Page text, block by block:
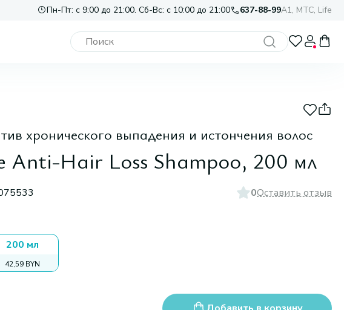
Пн-Пт: с 9:00 до 21:00. Сб-Вс: с 10:00 до 21:00 637-88-99A1, МТС, Life
хронического выпадения и истончения волос
Anti-Hair Loss Shampoo, 200 мл
0Оставить отзыв
200 мл
42,59 BYN